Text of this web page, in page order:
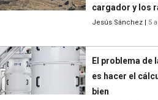
cargador y los
Jesús Sánchez | 5
El problema de
es hacer el
bien